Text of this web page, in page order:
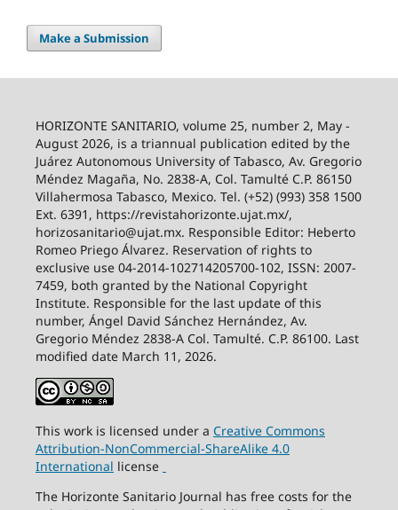
Make a Submission
HORIZONTE SANITARIO, volume 25, number 2, May -
August 2026, is a triannual publication edited by the
Juárez Autonomous University of Tabasco, Av. Gregorio
Méndez Magaña, No. 2838-A, Col. Tamulté C.P. 86150
Villahermosa Tabasco, Mexico. Tel. (+52) (993) 358 1500
Ext. 6391, https://revistahorizonte.ujat.mx/,
horizosanitario@ujat.mx. Responsible Editor: Heberto
Romeo Priego Álvarez. Reservation of rights to
exclusive use 04-2014-102714205700-102, ISSN: 2007-
7459, both granted by the National Copyright
Institute. Responsible for the last update of this
number, Ángel David Sánchez Hernández, Av.
Gregorio Méndez 2838-A Col. Tamulté. C.P. 86100. Last
modified date March 11, 2026.
This work is licensed under a Creative Commons
Attribution-NonCommercial-ShareAlike4.0
International license
The Horizonte Sanitario Journal has free costs for the